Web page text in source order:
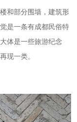
和部分围墙，建筑形
是一条有成都民俗特
体是一些旅游纪念
现一类。